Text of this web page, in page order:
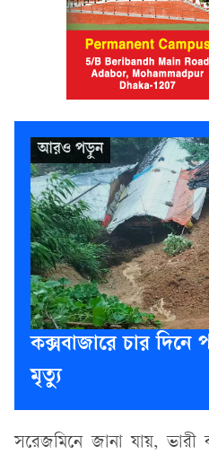
কক্সবাজারে চার দিনে
মৃত্যু
সরেজমিনে জানা যায়, ভারী